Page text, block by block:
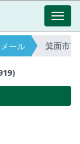
ール 箕面市